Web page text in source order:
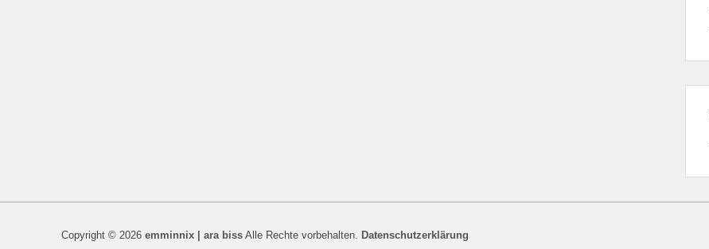
Copyright © 2026 emminnix | ara biss Alle Rechte vorbehalten. Datenschutzerklärung